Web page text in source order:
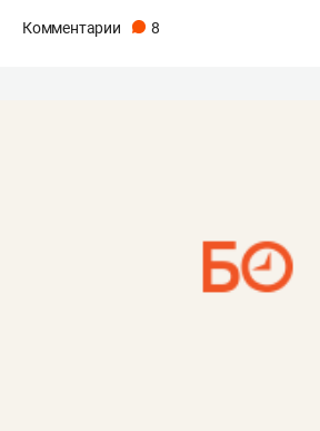
Комментарии 8